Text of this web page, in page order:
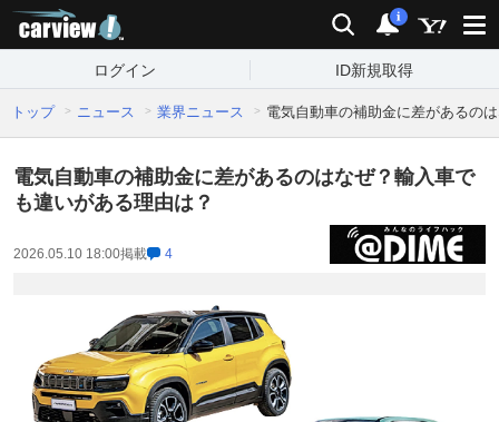
検索 通知
i
ログイン ID新規取得
トップ ニュース 業界ニュース 電気自動車の補助金に差があるの
電気自動車の補助金に差があるのはなぜ？輸入車で
も違いがある理由は？
2026.05.10 18:00掲載 4